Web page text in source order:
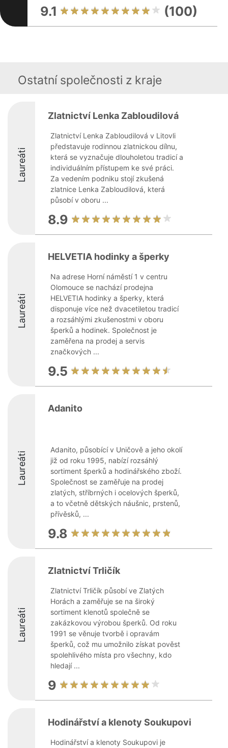
9.1 (100)
Ostatní společnosti z kraje
Laureáti
Zlatnictví Lenka Zabloudilová
Zlatnictví Lenka Zabloudilová v Litovli
představuje rodinnou zlatnickou dílnu,
která se vyznačuje dlouholetou tradicí a
individuálním přístupem ke své práci.
Za vedením podniku stojí zkušená
zlatnice Lenka Zabloudilová, která
působí v oboru ...
8.9
Laureáti
HELVETIA hodinky a šperky
Na adrese Horní náměstí 1 v centru
Olomouce se nachází prodejna
HELVETIA hodinky a šperky, která
disponuje více než dvacetiletou tradicí
a rozsáhlými zkušenostmi v oboru
šperků a hodinek. Společnost je
zaměřena na prodej a servis
značkových ...
9.5
Laureáti
Adanito
Adanito, působící v Uničově a jeho okolí
již od roku 1995, nabízí rozsáhlý
sortiment šperků a hodinářského zboží.
Společnost se zaměřuje na prodej
zlatých, stříbrných i ocelových šperků,
a to včetně dětských náušnic, prstenů,
přívěsků, ...
9.8
Laureáti
Zlatnictví Trličík
Zlatnictví Trličík působí ve Zlatých
Horách a zaměřuje se na široký
sortiment klenotů společně se
zakázkovou výrobou šperků. Od roku
1991 se věnuje tvorbě i opravám
šperků, což mu umožnilo získat pověst
spolehlivého místa pro všechny, kdo
hledají ...
9
Hodinářství a klenoty Soukupovi
Hodinářství a klenoty Soukupovi je